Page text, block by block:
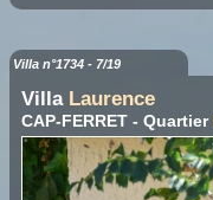
Villa n°1734 - 7/19
Villa Laurence
CAP-FERRET - Quartier